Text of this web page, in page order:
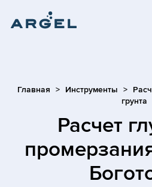
Главная Инструменты
грунта
Расчет